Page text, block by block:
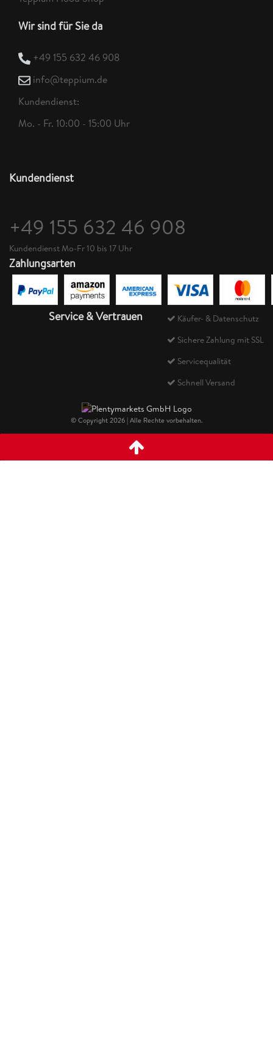
Wir sind für Sie da
+49 155 632 46 908
info@teppium.de
Kundendienst:
Mo. - Fr. 10:00 - 15:00 Uhr
Kundendienst
+49 155 632 46 908
Kundendienst Mo-Fr 10 bis 17 Uhr
Zahlungsarten
Service & Vertrauen
Käufer- & Datenschutz
Sichere Zahlung mit SSL
Servicequalität
Schnell Versand
© Copyright 2026 | Alle Rechte vorbehalten.